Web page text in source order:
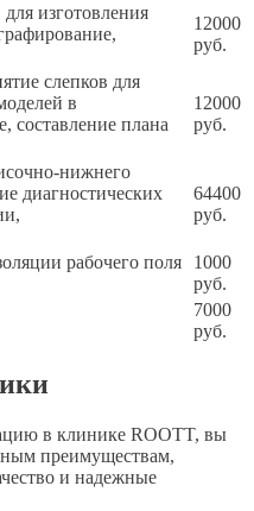
изготовления
12000
руб.
слепков для
в
составление плана
12000
руб.
нижнего
диагностических
64400
руб.
рабочего поля
1000
руб.
7000
руб.
в клинике ROOTT, вы
преимуществам,
и надежные